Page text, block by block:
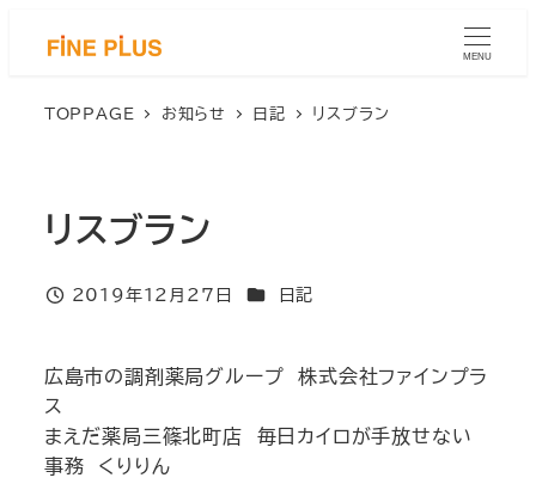
MENU
TOPPAGE お知らせ 日記 リスブラン
リスブラン
投稿日
2019年12月27日 カテゴリー
日記
広島市の調剤薬局グループ 株式会社ファインプラ
ス
まえだ薬局三篠北町店 毎日カイロが手放せない
事務 くりりん